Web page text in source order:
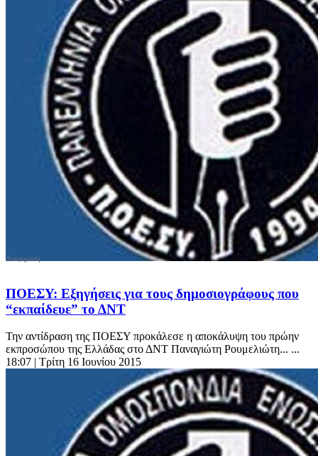
ΠΟΕΣΥ: Εξηγήσεις για τους δημοσιογράφους που
“εκπαίδευε” το ΔΝΤ
Την αντίδραση της ΠΟΕΣΥ προκάλεσε η αποκάλυψη του πρώην
εκπροσώπου της Ελλάδας στο ΔΝΤ Παναγιώτη Ρουμελιώτη... ...
18:07 | Τρίτη 16 Ιουνίου 2015